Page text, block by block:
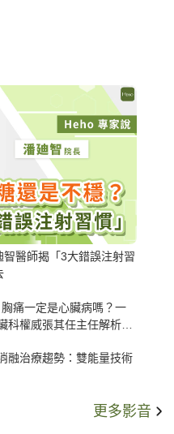
醫師揭「3大錯誤注射習
胸痛一定是心臟病嗎？一
科權威張其任主任解析支
融治療趨勢：雙能量技術
更多影音